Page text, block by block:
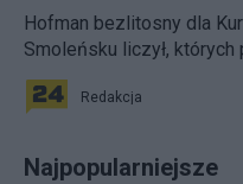
Hofman bezlitosny dla
Smoleńsku liczył, których
Redakcja
Najpopularniejsze